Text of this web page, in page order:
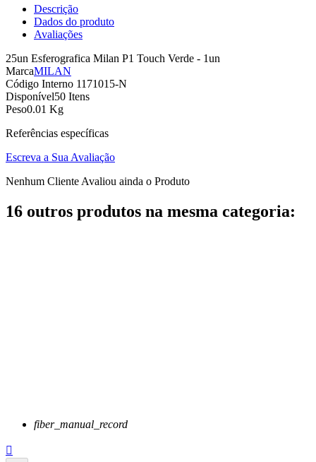
Descrição
Dados do produto
Avaliações
25un Esferografica Milan P1 Touch Verde - 1un
MarcaMILAN
Código Interno 1171015-N
Disponível50 Itens
Peso0.01 Kg
Referências específicas
Escreva a Sua Avaliação
Nenhum Cliente Avaliou ainda o Produto
16 outros produtos na mesma categoria:
fiber_manual_record
